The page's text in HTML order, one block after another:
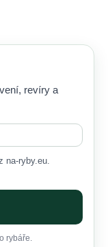
revíry a
ryby.eu.
rybáře.